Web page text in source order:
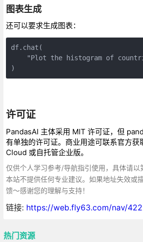
图表生成
还可以要求生成图表：
df.chat(
"Plot the histogram of
)
许可证
PandasAI 主体采用 MIT 许可证，但
有单独的许可证。商业用途可联系官方获
Cloud 或自托管企业版。
仅供个人学习参考/导航指引使用，具体请以
本站不提供任何专业建议。如果地址失效或
馈～感谢您的理解与支持！
链接: https://web.fly63.com/nav/
热门资源